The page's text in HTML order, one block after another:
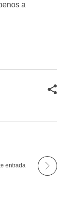
a
entrada